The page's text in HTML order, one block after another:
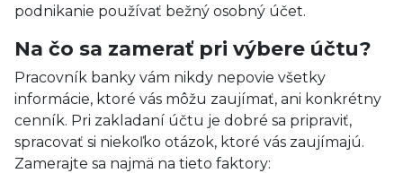
podnikanie používať bežný osobný účet.
Na čo sa zamerať pri výbere účtu?
Pracovník banky vám nikdy nepovie všetky
informácie, ktoré vás môžu zaujímať, ani konkrétny
cenník. Pri zakladaní účtu je dobré sa pripraviť,
spracovať si niekoľko otázok, ktoré vás zaujímajú.
Zamerajte sa najmä na tieto faktory: